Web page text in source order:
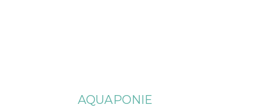
AQUAPONIE